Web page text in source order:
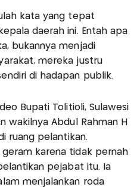
kata yang tepat
daerah ini. Entah apa
bukannya menjadi
mereka justru
di hadapan publik.
Bupati Tolitioli, Sulawesi
wakilnya Abdul Rahman H
ruang pelantikan.
geram karena tidak pernah
pejabat itu. Ia
menjalankan roda